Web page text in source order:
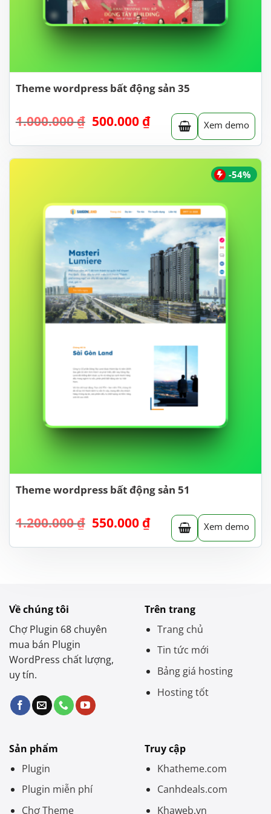
Theme wordpress bất động sản 35
1.000.000₫ Giá
là:
1.000.000 ₫.
500.000 ₫Giá
hiện
tại
là:
Xem demo
-54%
Theme wordpress bất động sản 51
1.200.000₫ Giá
là:
550.000 ₫Giá
hiện
tại
Xem demo
Về chúng tôi
Chợ Plugin 68 chuyên
mua bán Plugin
WordPress chất lượng,
uy tín.
Trên trang
Trang chủ
Tin tức mới
Bảng giá hosting
Hosting tốt
Sản phẩm
Plugin
Plugin miễn phí
Chợ Theme
Truy cập
Khatheme.com
Canhdeals.com
Khaweb.vn